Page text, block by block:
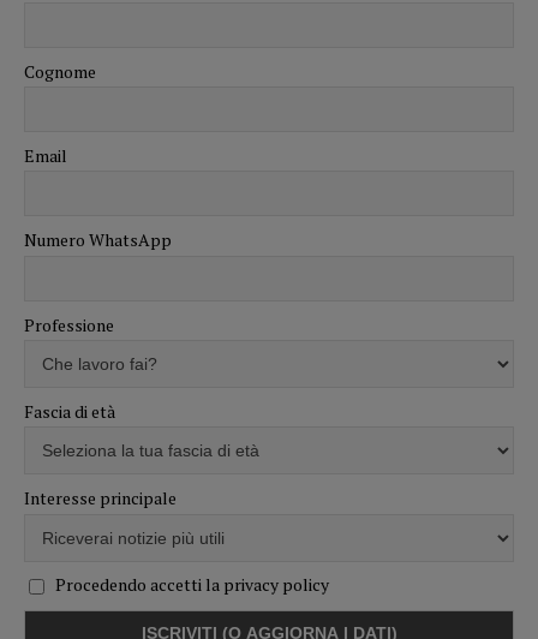
Cognome
Email
Numero WhatsApp
Professione
Fascia di età
Interesse principale
Procedendo accetti la privacy policy